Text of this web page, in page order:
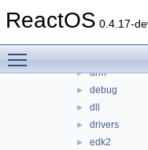
ReactOS 0.4.17-
▼ reactos
► arm
► debug
► dll
► drivers
► edk2